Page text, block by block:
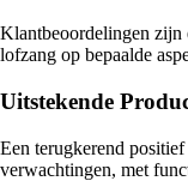
Klantbeoordelingen zijn
lofzang op bepaalde
Uitstekende
Een terugkerend
verwachtingen, met